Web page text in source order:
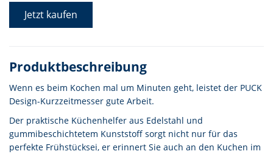
Jetzt kaufen
Produktbeschreibung
Wenn es beim Kochen mal um Minuten geht, leistet der PUCK
Design-Kurzzeitmesser gute Arbeit.
Der praktische Küchenhelfer aus Edelstahl und
gummibeschichtetem Kunststoff sorgt nicht nur für das
perfekte Frühstücksei, er erinnert Sie auch an den Kuchen im